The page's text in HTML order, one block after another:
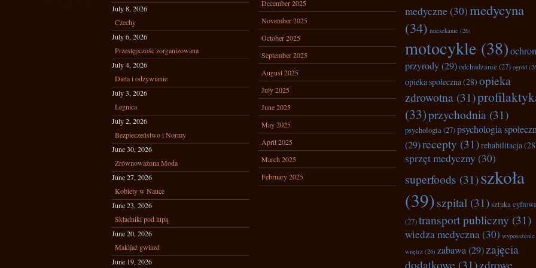
July 8, 2026
Czechy
July 6, 2026
Przestępczośc zorganizowana
July 4, 2026
Dieta i odżywianie
July 3, 2026
Legnica
July 2, 2026
Bezpieczeństwo i Normy
June 30, 2026
Zrównoważona Moda
June 27, 2026
Kobiety w Nauce
June 23, 2026
Składniki pod lupą
June 20, 2026
Makijaż gwiazd
June 19, 2026
December 2025
November 2025
October 2025
September 2025
August 2025
July 2025
June 2025
May 2025
April 2025
March 2025
February 2025
medyczne (30)medycyna
(34) mieszkanie (26)
motocykle (38)
przyrody(29)odchudzanie (27) ogród
opieka społeczna(28) opieka
zdrowotna (31)
(33)przychodnia (31)
psychologia(27)psychologia
(29)recepty (31)rehabilitacja
sprzęt medyczny (30)
superfoods (31)szkoła
(39)szpital (31)sztuka
(27)transport publiczny (31)
wiedza medyczna(30) wyposażenie
wnętrz (26) zabawa(29)zajęcia
dodatkowe (31)zdrowe